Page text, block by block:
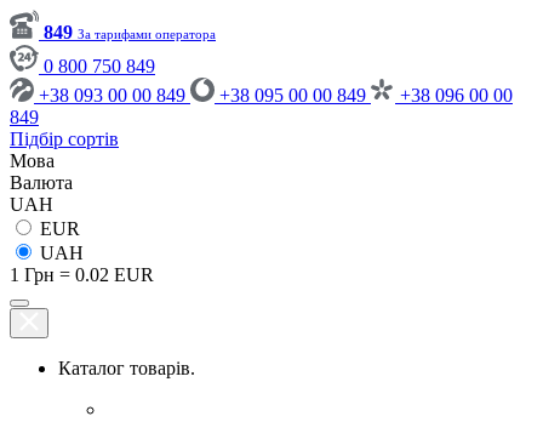
849 За тарифами оператора
0 800 750 849
+38 093 00 00 849
+38 095 00 00 849
+38 096 00 00
849
Підбір сортів
Мова
Валюта
UAH
EUR
UAH
1 Грн = 0.02 EUR
Каталог товарів.